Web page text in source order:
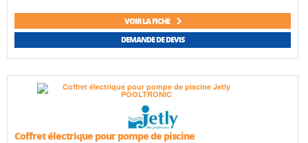
VOIR LA FICHE
DEMANDE DE DEVIS
Coffret électrique pour pompe de piscine